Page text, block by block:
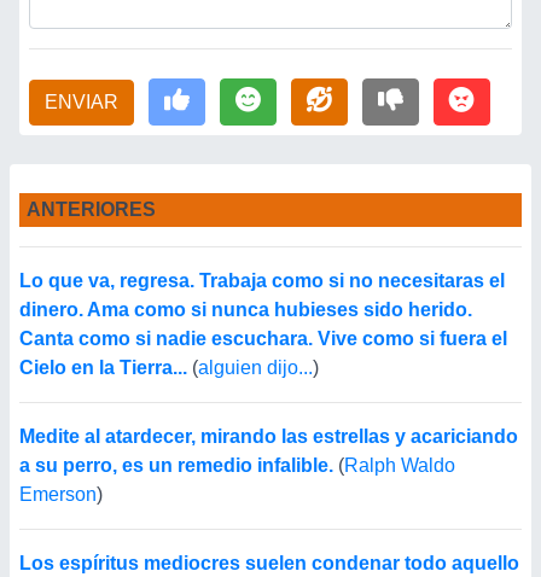
ENVIAR
ANTERIORES
Lo que va, regresa. Trabaja como si no necesitaras el
dinero. Ama como si nunca hubieses sido herido.
Canta como si nadie escuchara. Vive como si fuera el
Cielo en la Tierra... (alguien dijo...)
Medite al atardecer, mirando las estrellas y acariciando
a su perro, es un remedio infalible. (Ralph Waldo
Emerson)
Los espíritus mediocres suelen condenar todo aquello